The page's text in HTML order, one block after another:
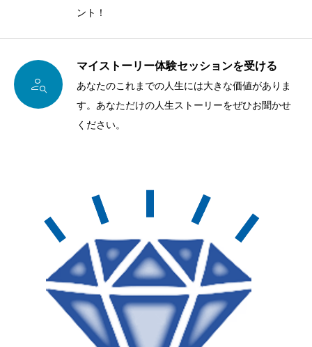
ント！

マイストーリー体験セッションを受ける
あなたのこれまでの人生には大きな価値がありま
す。あなただけの人生ストーリーをぜひお聞かせ
ください。